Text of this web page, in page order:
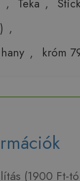
, Teka ,
,
, króm
(1900 Ft-